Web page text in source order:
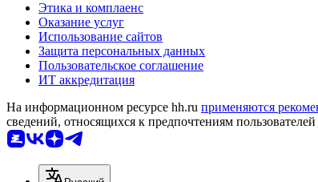
Этика и комплаенс
Оказание услуг
Использование сайтов
Защита персональных данных
Пользовательское соглашение
ИТ аккредитация
На информационном ресурсе hh.ru применяются
сведений, относящихся к предпочтениям